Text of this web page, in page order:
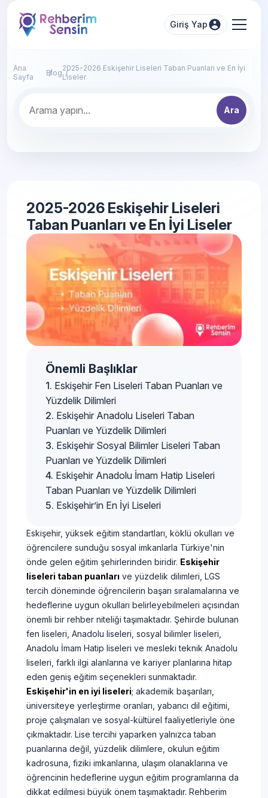
Giriş Yap
Ana
Sayfa
Blog2025-2026 Eskişehir Liseleri Taban Puanları ve En İyi
Liseler
Ara
2025-2026 Eskişehir Liseleri
Taban Puanları ve En İyi Liseler
Önemli Başlıklar
Eskişehir Fen Liseleri Taban Puanları ve
Yüzdelik Dilimleri
Eskişehir Anadolu Liseleri Taban
Puanları ve Yüzdelik Dilimleri
Eskişehir Sosyal Bilimler Liseleri Taban
Puanları ve Yüzdelik Dilimleri
Eskişehir Anadolu İmam Hatip Liseleri
Taban Puanları ve Yüzdelik Dilimleri
Eskişehir’in En İyi Liseleri
Eskişehir, yüksek eğitim standartları, köklü okulları ve
öğrencilere sunduğu sosyal imkanlarla Türkiye'nin
önde gelen eğitim şehirlerinden biridir. Eskişehir
liseleri taban puanları ve yüzdelik dilimleri, LGS
tercih döneminde öğrencilerin başarı sıralamalarına ve
hedeflerine uygun okulları belirleyebilmeleri açısından
önemli bir rehber niteliği taşımaktadır. Şehirde bulunan
fen liseleri, Anadolu liseleri, sosyal bilimler liseleri,
Anadolu İmam Hatip liseleri ve mesleki teknik Anadolu
liseleri, farklı ilgi alanlarına ve kariyer planlarına hitap
eden geniş eğitim seçenekleri sunmaktadır.
Eskişehir'in en iyi liseleri; akademik başarıları,
üniversiteye yerleştirme oranları, yabancı dil eğitimi,
proje çalışmaları ve sosyal-kültürel faaliyetleriyle öne
çıkmaktadır. Lise tercihi yaparken yalnızca taban
puanlarına değil, yüzdelik dilimlere, okulun eğitim
kadrosuna, fiziki imkanlarına, ulaşım olanaklarına ve
öğrencinin hedeflerine uygun eğitim programlarına da
dikkat edilmesi büyük önem taşımaktadır. Rehberim